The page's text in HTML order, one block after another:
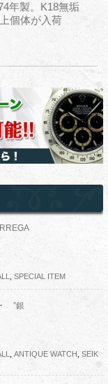
年製。K18無垢
個体が入荷
SPECIAL ITEM
”銀
ANTIQUE WATCH , SEIK